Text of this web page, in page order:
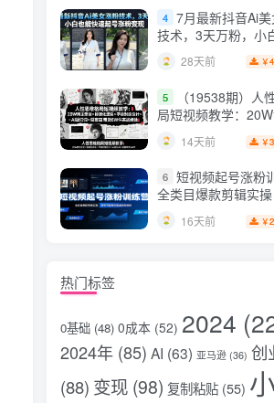
全流程
4 7月最新抖音Ai
技术，3天万粉，小
快速起号涨粉变现
28天前 ￥
5
（19538期）人
局短视频教学：
授×标准化流程×字幕
计×AI提示词×橱窗
14天前 ￥
6 短视频起号涨粉
全类目爆款剪辑实
节奏规划复盘落地
16天前 ￥
热门标签
0基础 (48) 0成本 (52) 2024
2024年 (85) AI (63) 亚马逊 (36) 创
(88) 变现 (98) 复制粘贴 (55)